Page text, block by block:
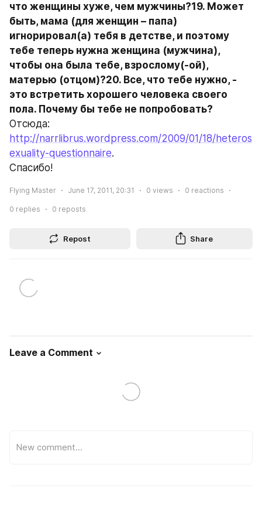
что женщины хуже, чем мужчины?19. Может
быть, мама (для женщин – папа)
игнорировал(а) тебя в детстве, и поэтому
тебе теперь нужна женщина (мужчина),
чтобы она была тебе, взрослому(-ой),
матерью (отцом)?20. Все, что тебе нужно, -
это встретить хорошего человека своего
пола. Почему бы тебе не попробовать?
http://narrlibrus.wordpress.com/2009/01/18/heteros
exuality-questionnaire.
Спасибо!
Flying Master June 17, 2011, 20:31 0 views 0 reactions
0 replies 0 reposts
Repost Share
Leave a Comment